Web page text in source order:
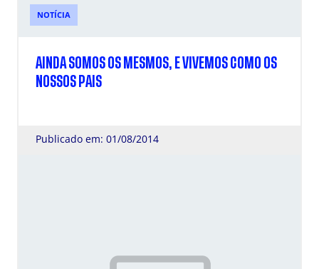
NOTÍCIA
AINDA SOMOS OS MESMOS, E VIVEMOS COMO OS
NOSSOS PAIS
Publicado em: 01/08/2014